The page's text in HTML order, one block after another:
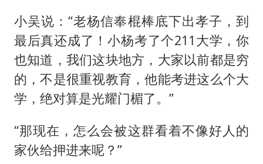
小吴说：“老杨信奉棍棒底下出孝子，到
最后真还成了！小杨考了个211大学，你
也知道，我们这块地方，大家以前都是穷
的，不是很重视教育，他能考进这么个大
学，绝对算是光耀门楣了。”
“那现在，怎么会被这群看着不像好人的
家伙给押进来呢？”